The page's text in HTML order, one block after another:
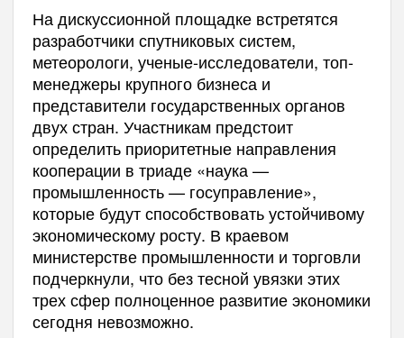
На дискуссионной площадке встретятся
разработчики спутниковых систем,
метеорологи, ученые-исследователи, топ-
менеджеры крупного бизнеса и
представители государственных органов
двух стран. Участникам предстоит
определить приоритетные направления
кооперации в триаде «наука —
промышленность — госуправление»,
которые будут способствовать устойчивому
экономическому росту. В краевом
министерстве промышленности и торговли
подчеркнули, что без тесной увязки этих
трех сфер полноценное развитие экономики
сегодня невозможно.